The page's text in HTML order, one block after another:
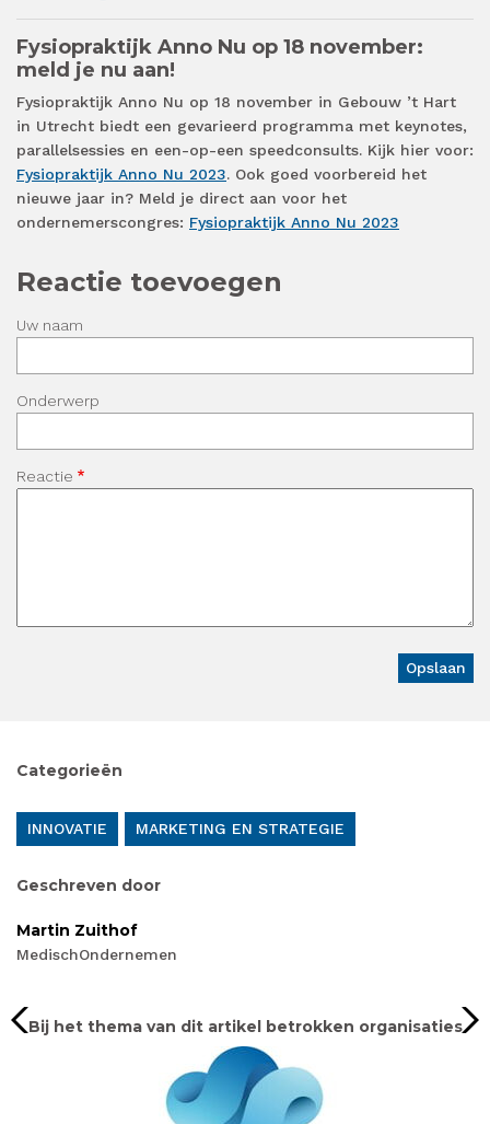
­­­­­­­­­Fysiopraktijk Anno Nu op 18 november:
meld je nu aan!
Fysiopraktijk Anno Nu op 18 november in Gebouw ’t Hart
in Utrecht biedt een gevarieerd programma met keynotes,
parallelsessies en een-op-een speedconsults. Kijk hier voor:
Fysiopraktijk Anno Nu 2023. Ook goed voorbereid het
nieuwe jaar in? Meld je direct aan voor het
ondernemerscongres: Fysiopraktijk Anno Nu 2023
Reactie toevoegen
Uw naam
Onderwerp
Reactie
Categorieën
INNOVATIE MARKETING EN STRATEGIE
Geschreven door
Martin Zuithof
MedischOndernemen
Bij het thema van dit artikel betrokken organisaties